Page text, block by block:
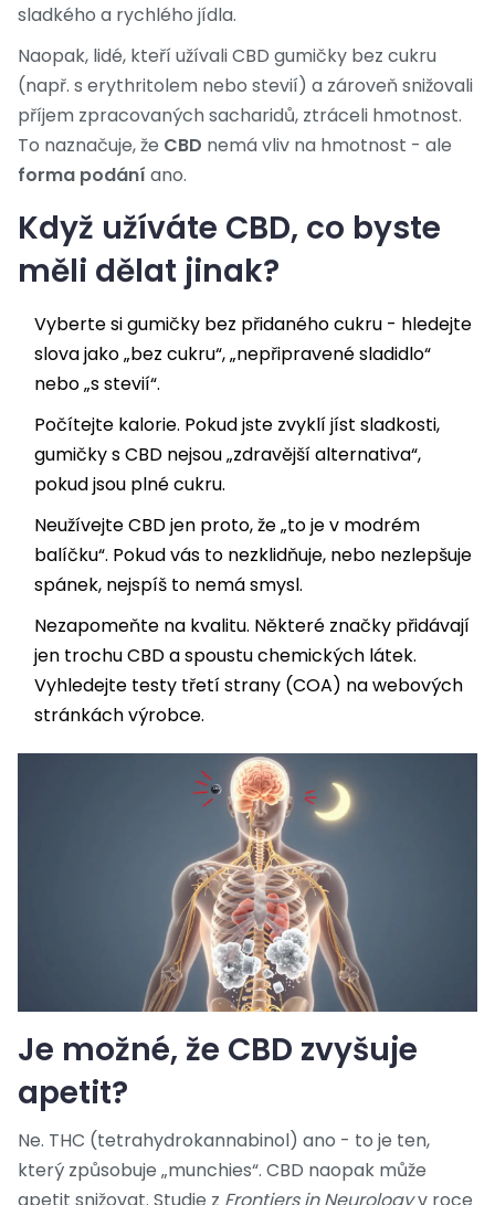
sladkého a rychlého jídla.
Naopak, lidé, kteří užívali CBD gumičky bez cukru
(např. s erythritolem nebo stevií) a zároveň snižovali
příjem zpracovaných sacharidů, ztráceli hmotnost.
To naznačuje, že CBD nemá vliv na hmotnost - ale
forma podání ano.
Když užíváte CBD, co byste
měli dělat jinak?
Vyberte si gumičky bez přidaného cukru - hledejte
slova jako „bez cukru“, „nepřipravené sladidlo“
nebo „s stevií“.
Počítejte kalorie. Pokud jste zvyklí jíst sladkosti,
gumičky s CBD nejsou „zdravější alternativa“,
pokud jsou plné cukru.
Neužívejte CBD jen proto, že „to je v modrém
balíčku“. Pokud vás to nezklidňuje, nebo nezlepšuje
spánek, nejspíš to nemá smysl.
Nezapomeňte na kvalitu. Některé značky přidávají
jen trochu CBD a spoustu chemických látek.
Vyhledejte testy třetí strany (COA) na webových
stránkách výrobce.
Je možné, že CBD zvyšuje
apetit?
Ne. THC (tetrahydrokannabinol) ano - to je ten,
který způsobuje „munchies“. CBD naopak může